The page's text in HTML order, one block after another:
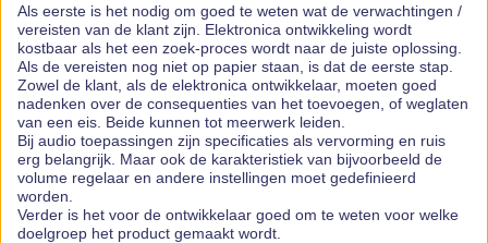
Als eerste is het nodig om goed te weten wat de verwachtingen /
vereisten van de klant zijn. Elektronica ontwikkeling wordt
kostbaar als het een zoek-proces wordt naar de juiste oplossing.
Als de vereisten nog niet op papier staan, is dat de eerste stap.
Zowel de klant, als de elektronica ontwikkelaar, moeten goed
nadenken over de consequenties van het toevoegen, of weglaten
van een eis. Beide kunnen tot meerwerk leiden.
Bij audio toepassingen zijn specificaties als vervorming en ruis
erg belangrijk. Maar ook de karakteristiek van bijvoorbeeld de
volume regelaar en andere instellingen moet gedefinieerd
worden.
Verder is het voor de ontwikkelaar goed om te weten voor welke
doelgroep het product gemaakt wordt.